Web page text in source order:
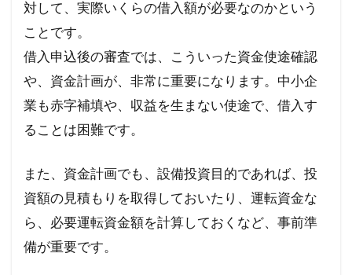
対して、実際いくらの借入額が必要なのかという
ことです。
借入申込後の審査では、こういった資金使途確認
や、資金計画が、非常に重要になります。 中小企
業も赤字補填や、収益を生まない使途で、借入す
ることは困難です。
また、資金計画でも、設備投資目的であれば、投
資額の見積もりを取得しておいたり、運転資金な
ら、必要運転資金額を計算しておくなど、事前準
備が重要です。